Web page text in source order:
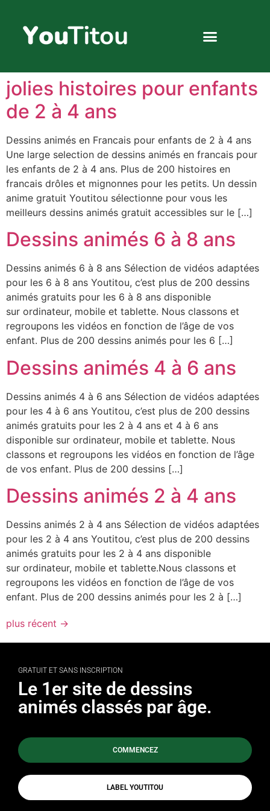
jolies histoires pour enfants
de 2 à 4 ans
Dessins animés en Francais pour enfants de 2 à 4 ans
Une large selection de dessins animés en francais pour
les enfants de 2 à 4 ans. Plus de 200 histoires en
francais drôles et mignonnes pour les petits. Un dessin
anime gratuit Youtitou sélectionne pour vous les
meilleurs dessins animés gratuit accessibles sur le […]
Dessins animés 6 à 8 ans
Dessins animés 6 à 8 ans Sélection de vidéos adaptées
pour les 6 à 8 ans Youtitou, c’est plus de 200 dessins
animés gratuits pour les 6 à 8 ans disponible
sur ordinateur, mobile et tablette. Nous classons et
regroupons les vidéos en fonction de l’âge de vos
enfant. Plus de 200 dessins animés pour les 6 […]
Dessins animés 4 à 6 ans
Dessins animés 4 à 6 ans Sélection de vidéos adaptées
pour les 4 à 6 ans Youtitou, c’est plus de 200 dessins
animés gratuits pour les 2 à 4 ans et 4 à 6 ans
disponible sur ordinateur, mobile et tablette. Nous
classons et regroupons les vidéos en fonction de l’âge
de vos enfant. Plus de 200 dessins […]
Dessins animés 2 à 4 ans
Dessins animés 2 à 4 ans Sélection de vidéos adaptées
pour les 2 à 4 ans Youtitou, c’est plus de 200 dessins
animés gratuits pour les 2 à 4 ans disponible
sur ordinateur, mobile et tablette.Nous classons et
regroupons les vidéos en fonction de l’âge de vos
enfant. Plus de 200 dessins animés pour les 2 à […]
plus récent →
GRATUIT ET SANS INSCRIPTION
Le 1er site de dessins
animés classés par âge.
COMMENCEZ
LABEL YOUTITOU